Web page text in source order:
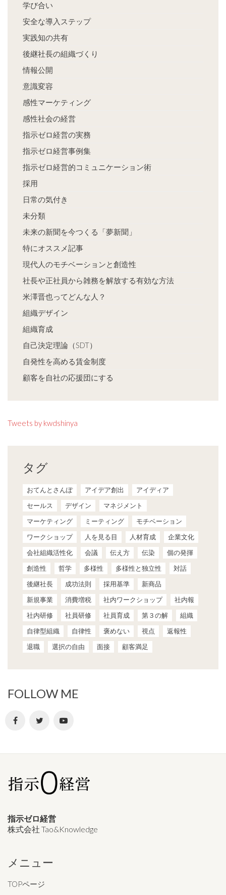
学び合い
安全な導入ステップ
実践知の共有
後継社長の組織づくり
情報公開
意識変容
感性マーケティング
感性社会の経営
指示ゼロ経営の実務
指示ゼロ経営事例集
指示ゼロ経営的コミュニケーション術
採用
日常の気付き
未分類
未来の新聞を今つくる「夢新聞」
特にオススメ記事
現代人のモチベーションと創造性
社長や正社員から雑務を解放する有効な方法
米澤晋也ってどんな人？
組織デザイン
組織育成
自己決定理論（SDT）
自発性を高める賃金制度
顧客を自社の応援団にする
Tweets by kwdshinya
タグ
おてんとさんぽ アイデア創出
アイディア
セールス
デザイン
マネジメント
マーケティング
ミーティング
モチベーション
ワークショップ
人を見る目 人材育成
企業文化
会社組織活性化
会議 伝え方 伝染
個の発揮
創造性
哲学 多様性 多様性と独立性
対話
後継社長
成功法則 採用基準
新商品
新規事業
消費増税 社内ワークショップ
社内報
社内研修
社員研修 社員育成 第３の解
組織
自律型組織
自律性 褒めない 視点
返報性
退職
選択の自由 面接 顧客満足
FOLLOW ME
指示ゼロ経営
株式会社 Tao&Knowledge
メニュー
TOPページ